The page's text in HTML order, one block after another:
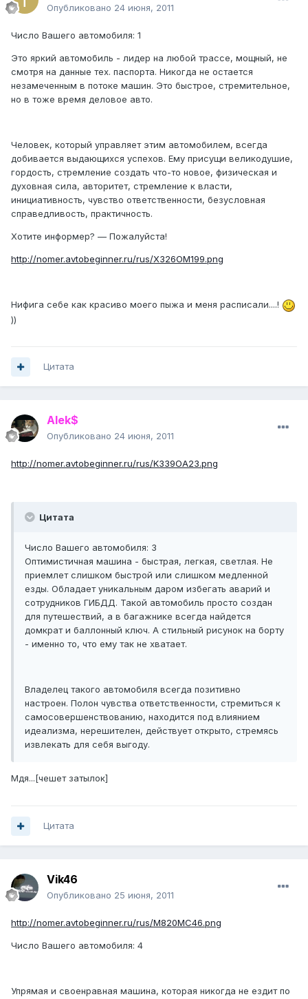
Опубликовано 24 июня, 2011
Число Вашего автомобиля: 1
Это яркий автомобиль - лидер на любой трассе, мощный, не
смотря на данные тех. паспорта. Никогда не остается
незамеченным в потоке машин. Это быстрое, стремительное,
но в тоже время деловое авто.
Человек, который управляет этим автомобилем, всегда
добивается выдающихся успехов. Ему присущи великодушие,
гордость, стремление создать что-то новое, физическая и
духовная сила, авторитет, стремление к власти,
инициативность, чувство ответственности, безусловная
справедливость, практичность.
Хотите информер? — Пожалуйста!
http://nomer.avtobeginner.ru/rus/X326OM199.png
Нифига себе как красиво моего пыжа и меня расписали....!
))
Цитата
Alek$
Опубликовано 24 июня, 2011
http://nomer.avtobeginner.ru/rus/K339OA23.png
Цитата
Число Вашего автомобиля: 3
Оптимистичная машина - быстрая, легкая, светлая. Не
приемлет слишком быстрой или слишком медленной
езды. Обладает уникальным даром избегать аварий и
сотрудников ГИБДД. Такой автомобиль просто создан
для путешествий, а в багажнике всегда найдется
домкрат и баллонный ключ. А стильный рисунок на борту
- именно то, что ему так не хватает.
Владелец такого автомобиля всегда позитивно
настроен. Полон чувства ответственности, стремиться к
самосовершенствованию, находится под влиянием
идеализма, нерешителен, действует открыто, стремясь
извлекать для себя выгоду.
Мдя...[чешет затылок]
Цитата
Vik46
Опубликовано 25 июня, 2011
http://nomer.avtobeginner.ru/rus/M820MC46.png
Число Вашего автомобиля: 4
Упрямая и своенравная машина, которая никогда не ездит по